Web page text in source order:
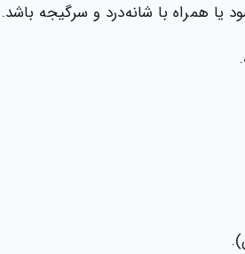
یا همراه با شانه‌درد و سرگیجه باشد.